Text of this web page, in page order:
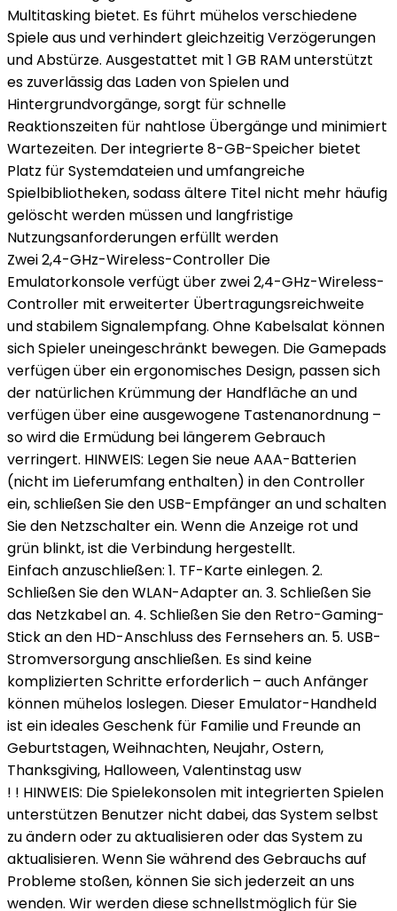
Multitasking bietet. Es führt mühelos verschiedene
Spiele aus und verhindert gleichzeitig Verzögerungen
und Abstürze. Ausgestattet mit 1 GB RAM unterstützt
es zuverlässig das Laden von Spielen und
Hintergrundvorgänge, sorgt für schnelle
Reaktionszeiten für nahtlose Übergänge und minimiert
Wartezeiten. Der integrierte 8-GB-Speicher bietet
Platz für Systemdateien und umfangreiche
Spielbibliotheken, sodass ältere Titel nicht mehr häufig
gelöscht werden müssen und langfristige
Nutzungsanforderungen erfüllt werden
Zwei 2,4-GHz-Wireless-Controller Die
Emulatorkonsole verfügt über zwei 2,4-GHz-Wireless-
Controller mit erweiterter Übertragungsreichweite
und stabilem Signalempfang. Ohne Kabelsalat können
sich Spieler uneingeschränkt bewegen. Die Gamepads
verfügen über ein ergonomisches Design, passen sich
der natürlichen Krümmung der Handfläche an und
verfügen über eine ausgewogene Tastenanordnung –
so wird die Ermüdung bei längerem Gebrauch
verringert. HINWEIS: Legen Sie neue AAA-Batterien
(nicht im Lieferumfang enthalten) in den Controller
ein, schließen Sie den USB-Empfänger an und schalten
Sie den Netzschalter ein. Wenn die Anzeige rot und
grün blinkt, ist die Verbindung hergestellt.
Einfach anzuschließen: 1. TF-Karte einlegen. 2.
Schließen Sie den WLAN-Adapter an. 3. Schließen Sie
das Netzkabel an. 4. Schließen Sie den Retro-Gaming-
Stick an den HD-Anschluss des Fernsehers an. 5. USB-
Stromversorgung anschließen. Es sind keine
komplizierten Schritte erforderlich – auch Anfänger
können mühelos loslegen. Dieser Emulator-Handheld
ist ein ideales Geschenk für Familie und Freunde an
Geburtstagen, Weihnachten, Neujahr, Ostern,
Thanksgiving, Halloween, Valentinstag usw
! ! HINWEIS: Die Spielekonsolen mit integrierten Spielen
unterstützen Benutzer nicht dabei, das System selbst
zu ändern oder zu aktualisieren oder das System zu
aktualisieren. Wenn Sie während des Gebrauchs auf
Probleme stoßen, können Sie sich jederzeit an uns
wenden. Wir werden diese schnellstmöglich für Sie